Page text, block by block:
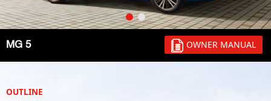
MG 5 OWNER MANUAL
OUTLINE